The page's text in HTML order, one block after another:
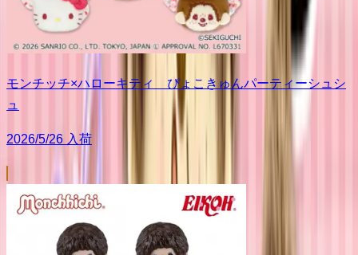
モンチッチ×ハローキティ ぴょこきゅんパーティーシュシ
ュ
2026/5/26 入荷